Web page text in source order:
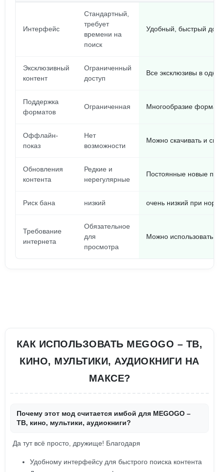
Интерфейс
Стандартный,
требует
времени на
поиск
Удобный, быстрый
Эксклюзивный
контент
Ограниченный
доступ
Все эксклюзивы в
Поддержка
форматов
Ограниченная Многообразие
Оффлайн-
показ
Нет
возможности
Можно скачивать и
Обновления
контента
Редкие и
нерегулярные
Постоянные новые
Риск бана низкий очень низкий при
Требование
интернета
Обязательное
для
просмотра
Можно использовать
КАК ИСПОЛЬЗОВАТЬ MEGOGO – ТВ,
КИНО, МУЛЬТИКИ, АУДИОКНИГИ НА
МАКСЕ?
Почему этот мод считается имбой для MEGOGO –
ТВ, кино, мультики, аудиокниги?
Да тут всё просто, дружище! Благодаря
Удобному интерфейсу для быстрого поиска контента